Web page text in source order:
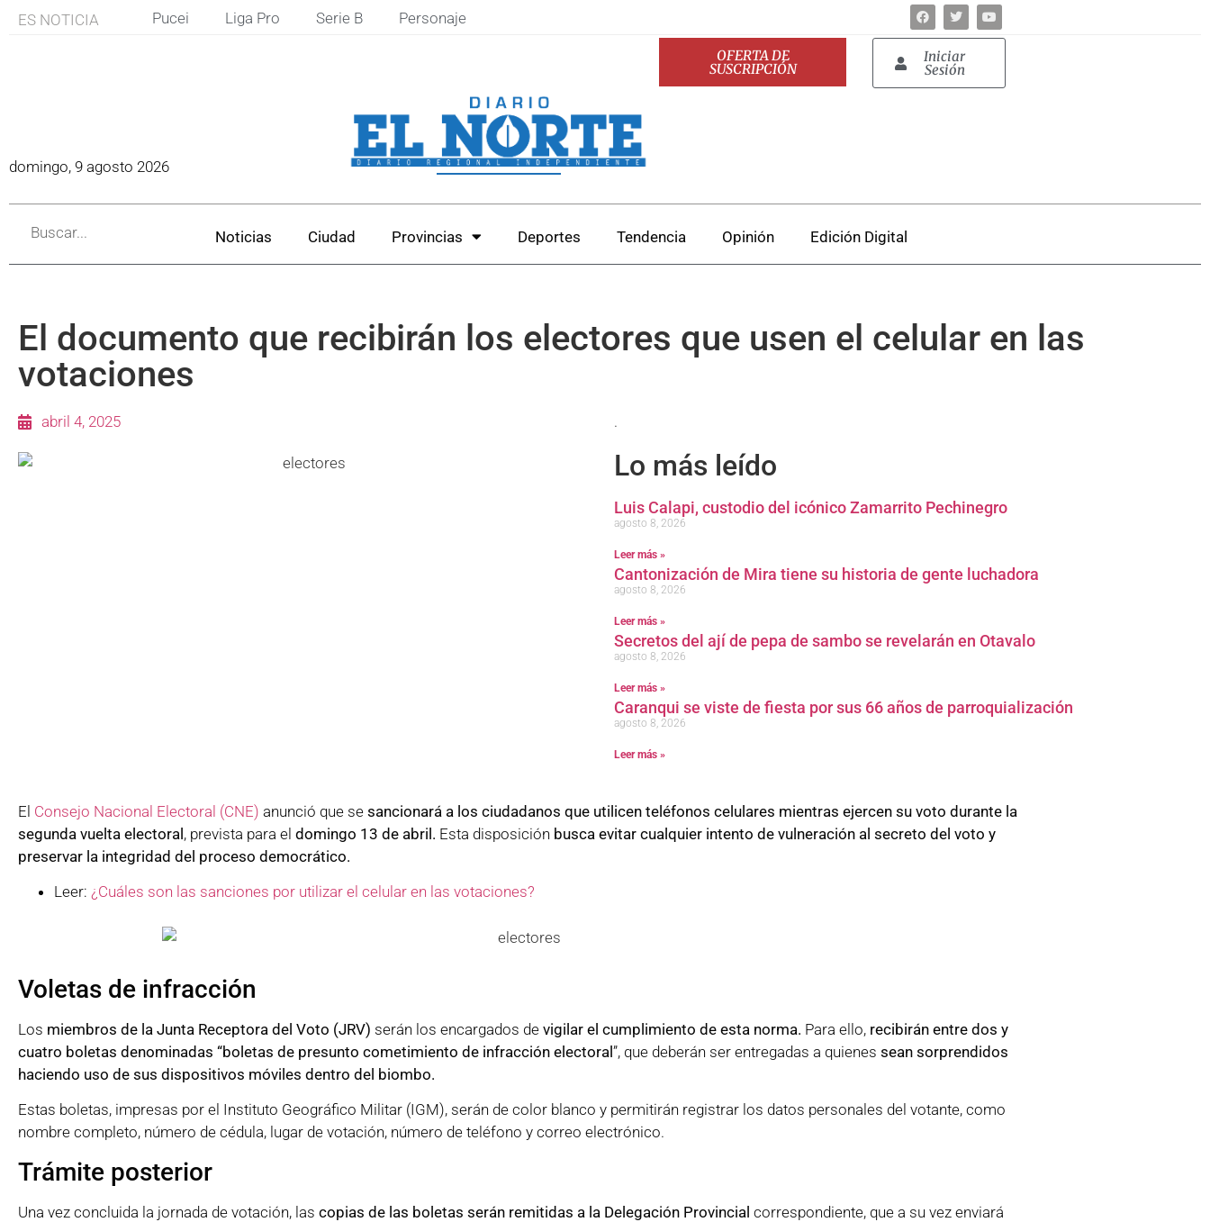
ES NOTICIA Pucei Liga Pro Serie B Personaje
OFERTA DE
SUSCRIPCIÓN
Iniciar
Sesión
domingo, 9 agosto 2026
Noticias Ciudad Provincias Deportes Tendencia Opinión Edición Digital
El documento que recibirán los electores que usen el celular en las
votaciones
abril 4, 2025 .
Lo más leído
Luis Calapi, custodio del icónico Zamarrito Pechinegro
agosto 8, 2026
Leer más »
Cantonización de Mira tiene su historia de gente luchadora
agosto 8, 2026
Leer más »
Secretos del ají de pepa de sambo se revelarán en Otavalo
agosto 8, 2026
Leer más »
Caranqui se viste de fiesta por sus 66 años de parroquialización
agosto 8, 2026
Leer más »
El Consejo Nacional Electoral (CNE) anunció que se sancionará a los ciudadanos que utilicen teléfonos celulares mientras ejercen su voto durante la
segunda vuelta electoral, prevista para el domingo 13 de abril. Esta disposición busca evitar cualquier intento de vulneración al secreto del voto y
preservar la integridad del proceso democrático.
Leer: ¿Cuáles son las sanciones por utilizar el celular en las votaciones?
Voletas de infracción
Los miembros de la Junta Receptora del Voto (JRV) serán los encargados de vigilar el cumplimiento de esta norma. Para ello, recibirán entre dos y
cuatro boletas denominadas “boletas de presunto cometimiento de infracción electoral”, que deberán ser entregadas a quienes sean sorprendidos
haciendo uso de sus dispositivos móviles dentro del biombo.
Estas boletas, impresas por el Instituto Geográfico Militar (IGM), serán de color blanco y permitirán registrar los datos personales del votante, como
nombre completo, número de cédula, lugar de votación, número de teléfono y correo electrónico.
Trámite posterior
Una vez concluida la jornada de votación, las copias de las boletas serán remitidas a la Delegación Provincial correspondiente, que a su vez enviará